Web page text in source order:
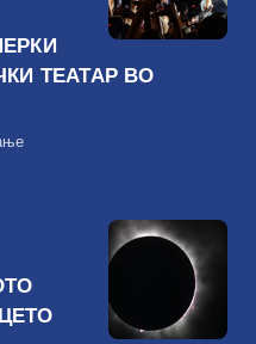
ТЕАТАР ВО